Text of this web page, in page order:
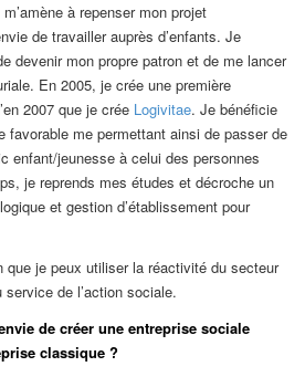
à repenser mon projet
de travailler auprès d’enfants. Je
devenir mon propre patron et de me lancer
En 2005, je crée une première
2007 que je crée Logivitae. Je bénéficie
favorable me permettant ainsi de passer de
enfant/jeunesse à celui des personnes
je reprends mes études et décroche un
et gestion d’établissement pour
que je peux utiliser la réactivité du secteur
de l’action sociale.
de créer une entreprise sociale
classique ?